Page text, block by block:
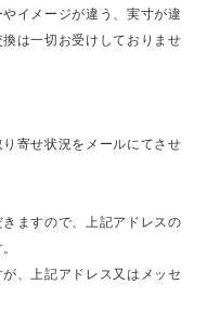
イメージが違う、実寸が違
は一切お受けしておりませ
寄せ状況をメールにてさせ
ますので、上記アドレスの
、上記アドレス又はメッセ